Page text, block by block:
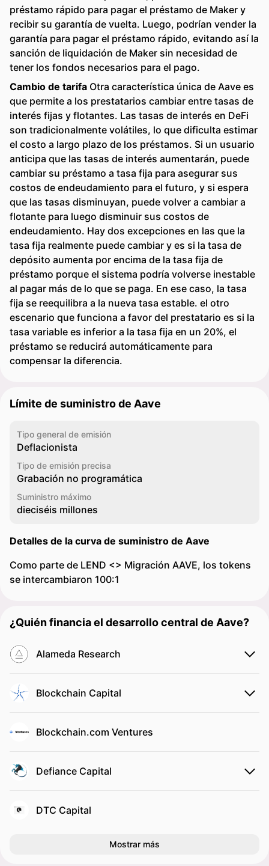
préstamo rápido para pagar el préstamo de Maker y
recibir su garantía de vuelta. Luego, podrían vender la
garantía para pagar el préstamo rápido, evitando así la
sanción de liquidación de Maker sin necesidad de
tener los fondos necesarios para el pago.
Cambio de tarifa Otra característica única de Aave es
que permite a los prestatarios cambiar entre tasas de
interés fijas y flotantes. Las tasas de interés en DeFi
son tradicionalmente volátiles, lo que dificulta estimar
el costo a largo plazo de los préstamos. Si un usuario
anticipa que las tasas de interés aumentarán, puede
cambiar su préstamo a tasa fija para asegurar sus
costos de endeudamiento para el futuro, y si espera
que las tasas disminuyan, puede volver a cambiar a
flotante para luego disminuir sus costos de
endeudamiento. Hay dos excepciones en las que la
tasa fija realmente puede cambiar y es si la tasa de
depósito aumenta por encima de la tasa fija de
préstamo porque el sistema podría volverse inestable
al pagar más de lo que se paga. En ese caso, la tasa
fija se reequilibra a la nueva tasa estable. el otro
escenario que funciona a favor del prestatario es si la
tasa variable es inferior a la tasa fija en un 20%, el
préstamo se reducirá automáticamente para
compensar la diferencia.
Límite de suministro de Aave
Tipo general de emisión
Deflacionista
Tipo de emisión precisa
Grabación no programática
Suministro máximo
dieciséis millones
Detalles de la curva de suministro de Aave
Como parte de LEND <> Migración AAVE, los tokens
se intercambiaron 100:1
¿Quién financia el desarrollo central de Aave?
Alameda Research
Blockchain Capital
Blockchain.com Ventures
Defiance Capital
DTC Capital
Mostrar más